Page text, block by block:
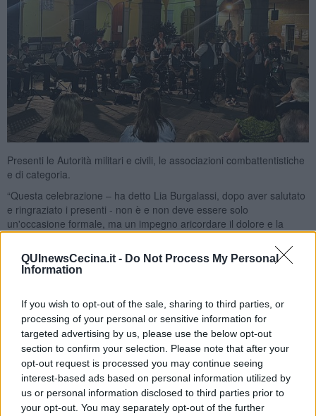
QUInewsCecina.it - Do Not Process My Personal
Information
If you wish to opt-out of the sale, sharing to third parties, or
processing of your personal or sensitive information for
targeted advertising by us, please use the below opt-out
section to confirm your selection. Please note that after your
opt-out request is processed you may continue seeing
interest-based ads based on personal information utilized by
us or personal information disclosed to third parties prior to
your opt-out. You may separately opt-out of the further
Presenti le Autorità militari e civili, le associazioni combattentistiche
e di categoria.
“Questa celebrazione – ha detto Lia Burgalassi, dopo aver salutato
e ringraziato i presenti - non è e non deve essere solo
un'occasione formale, ma un impegno aricordare il dolore e la
distruzione di una guerra costata milioni di vittime e adadoperarsi,
ognuno, ogni giorno, per la pace. Non ci possiamo dimenticare dei
tanti partigiani, che persero la vita per liberare l’Italia, e dei soldati
divisione Red Bull, che abbiamo voluto ricordare con l’apposizione
di questa targa commemorativa".
Anche le parole di
Patrizia Cotta Ramusino
sono state un monito
alla realizzazione della pace tra i popoli: “In questo 80° anniversario
della Liberazione celebriamo lafine delle operazioni militari nella
nostra zona, che hanno visto molte vittime militarie civili: nei giorni
scorsi i Comuni di Guardistallo, Bibbona, Montescudaio e